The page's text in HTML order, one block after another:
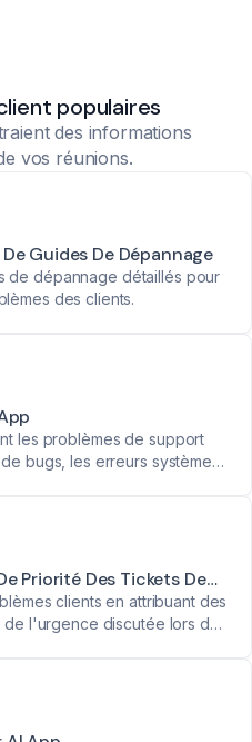
populaires
des informations
vos réunions.
Guides De Dépannage
de dépannage détaillés pour
des clients.
les problèmes de support
bugs, les erreurs système
Priorité Des Tickets De
clients en attribuant des
l'urgence discutée lors des